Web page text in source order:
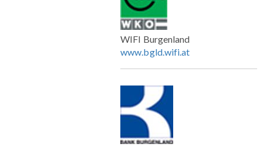
WIFI Burgenland
www.bgld.wifi.at